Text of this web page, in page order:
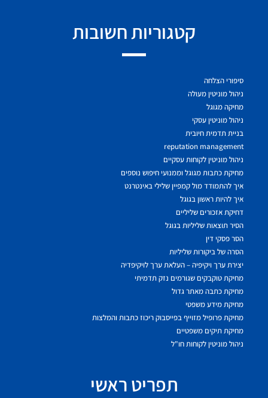
קטגוריות חשובות
סיפורי הצלחה
ניהול מוניטין מעולה
מחיקה מגוגל
ניהול מוניטין עסקי
בניית תדמית חיובית
reputation management
ניהול מוניטין לקוחות עסקיים
מחיקת כתבות מגוגל וממנועי חיפוש נוספים
איך להתמודד מול קמפיין שלילי באינטרנט
איך להיות ראשון בגוגל
דחיקת אזכורים שליליים
הסיר תוצאות שליליות בגוגל
הסר פסקי דין
הסרה של ביקורות שליליות
יצירת ערך ויקיפיה – העלאת ערך לויקיפדיה
מחיקת טוקבקים שגורמים נזק תדמיתי
מחיקת כתבה מאתר גדול
מחיקת מידע משפטי
מחיקת פרופיל מזוייף בפייסבוק ריכוז כתבות והמלצות
מחיקת תיקים משפטיים
ניהול מוניטין לקוחות חו"ל
תפריט ראשי